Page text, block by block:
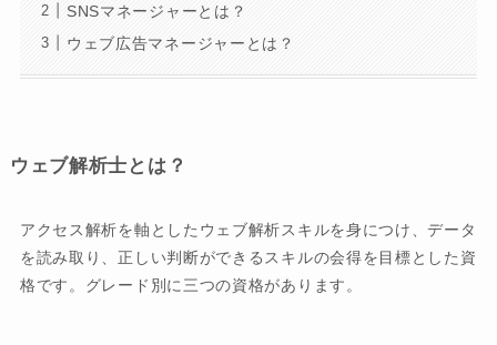
SNSマネージャーとは？
ウェブ広告マネージャーとは？
ウェブ解析士とは？
アクセス解析を軸としたウェブ解析スキルを身につけ、データ
を読み取り、正しい判断ができるスキルの会得を目標とした資
格です。グレード別に三つの資格があります。